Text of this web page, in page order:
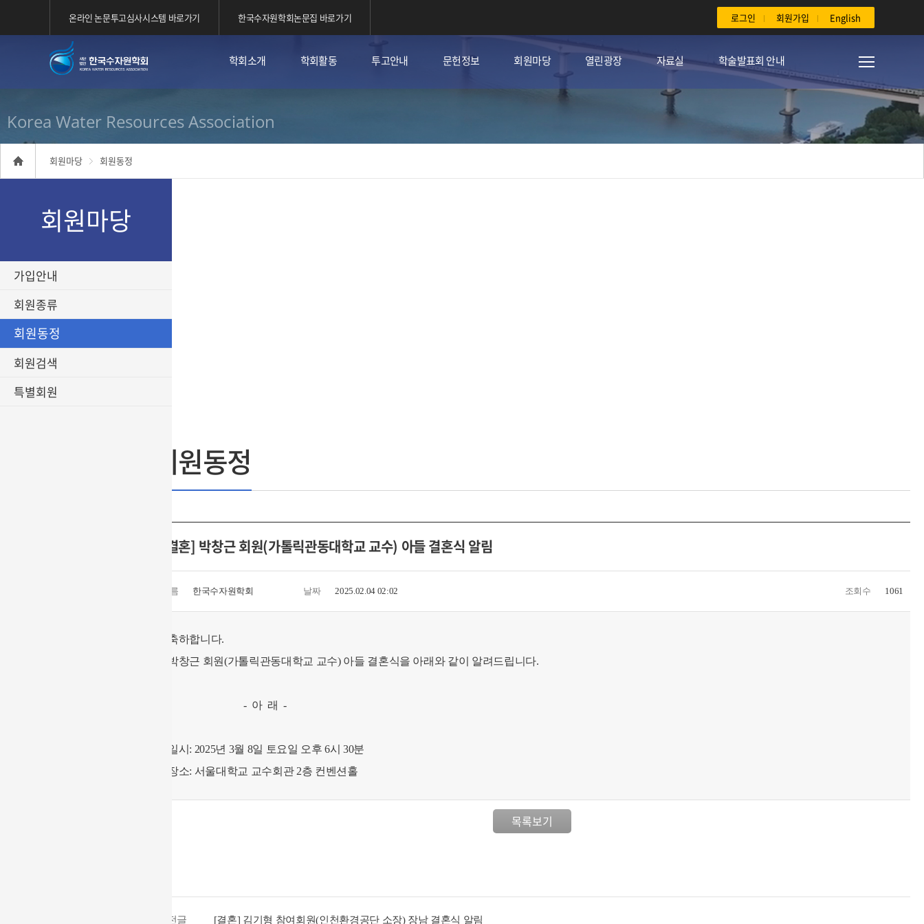
온라인 논문투고심사시스템 바로가기 한국수자원학회논문집 바로가기 로그인 회원가입 English
학회소개 학회활동 투고안내 문헌정보 회원마당 열린광장 자료실 학술발표회 안내
Korea Water Resources Association
회원마당 회원동정
회원마당
가입안내
회원종류
회원동정
회원검색
특별회원
회원동정
[결혼] 박창근 회원(가톨릭관동대학교 교수) 아들 결혼식 알림
이름 한국수자원학회 날짜 2025.02.04 02:02 조회수 1061
축하합니다.
박창근 회원(가톨릭관동대학교 교수) 아들 결혼식을 아래와 같이 알려드립니다.
- 아 래 -
일시: 2025년 3월 8일 토요일 오후 6시 30분
장소: 서울대학교 교수회관 2층 컨벤션홀
목록보기
이전글 [결혼] 김기형 참여회원(인천환경공단 소장) 장남 결혼식 알림